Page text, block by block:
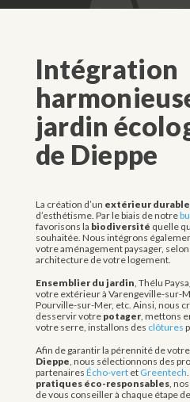
Intégration
jardin
de Dieppe
La création d’un extérieur durable
d’esthétisme. Par le biais de notre
favorisons la biodiversité quelle
souhaitée. Nous intégrons
votre aménagement paysager,
architecture de votre logement.
Ensemblier du jardin, Thélu
votre extérieur à Varengeville-sur-
Pourville-sur-Mer, etc. Ainsi, nous
desservir votre potager, mettons
votre serre, installons des clôtures
Afin de garantir la pérennité de votre
Dieppe, nous sélectionnons des
partenaires Écho-vertet Greentech
pratiques éco-responsables,
de vous conseiller à chaque étape